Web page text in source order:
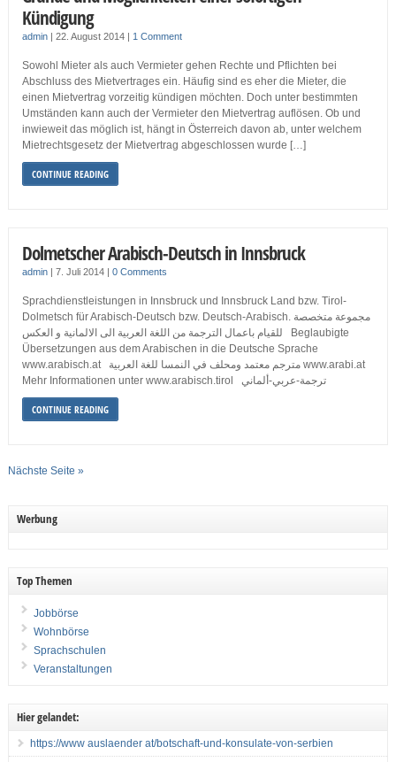
Kündigung
admin| 22. August 2014 | 1 Comment
Sowohl Mieter als auch Vermieter gehen Rechte und Pflichten bei
Abschluss des Mietvertrages ein. Häufig sind es eher die Mieter, die
einen Mietvertrag vorzeitig kündigen möchten. Doch unter bestimmten
Umständen kann auch der Vermieter den Mietvertrag auflösen. Ob und
inwieweit das möglich ist, hängt in Österreich davon ab, unter welchem
Mietrechtsgesetz der Mietvertrag abgeschlossen wurde […]
CONTINUE READING
Dolmetscher Arabisch-Deutsch in Innsbruck
admin| 7. Juli 2014 | 0 Comments
Sprachdienstleistungen in Innsbruck und Innsbruck Land bzw. Tirol-
Dolmetsch für Arabisch-Deutsch bzw. Deutsch-Arabisch. مجموعة متخصصة
للقيام باعمال الترجمة من اللغة العربية الى الالمانية و العكس Beglaubigte
Übersetzungen aus dem Arabischen in die Deutsche Sprache
www.arabisch.at مترجم معتمد ومحلف في النمسا للغة العربية www.arabi.at
Mehr Informationen unter www.arabisch.tirol ‎ترجمة-عربي-ألماني‎
CONTINUE READING
Nächste Seite »
Werbung
Top Themen
Jobbörse
Wohnbörse
Sprachschulen
Veranstaltungen
Hier gelandet:
https://www auslaender at/botschaft-und-konsulate-von-serbien